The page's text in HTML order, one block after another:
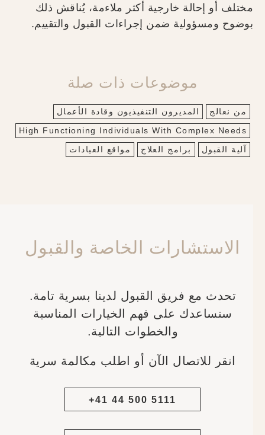
مختلف أو إحالة خارجية أكثر ملاءمة، يُناقش ذلك
بوضوح ومسؤولية ضمن إجراءات القبول والتقييم.
موضوعات ذات صلة
من نعالج
المديرون التنفيذيون وقادة الأعمال
High Functioning Individuals With Complex Needs
آلية القبول
برامج العلاج مواقع العيادات
الاستشارات الخاصة والقبول
تحدث مع فريق القبول لدينا بسرية تامة.
سنساعدك على فهم الخيارات المناسبة
والخطوات التالية.
انقر للاتصال الآن أو اطلب مكالمة سرية
+41 44 500 5111